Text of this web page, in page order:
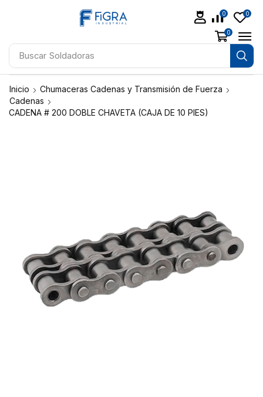
Buscar Soldadoras
0 0
0
Inicio
Chumaceras Cadenas y Transmisión de Fuerza
Cadenas
CADENA # 200 DOBLE CHAVETA (CAJA DE 10 PIES)